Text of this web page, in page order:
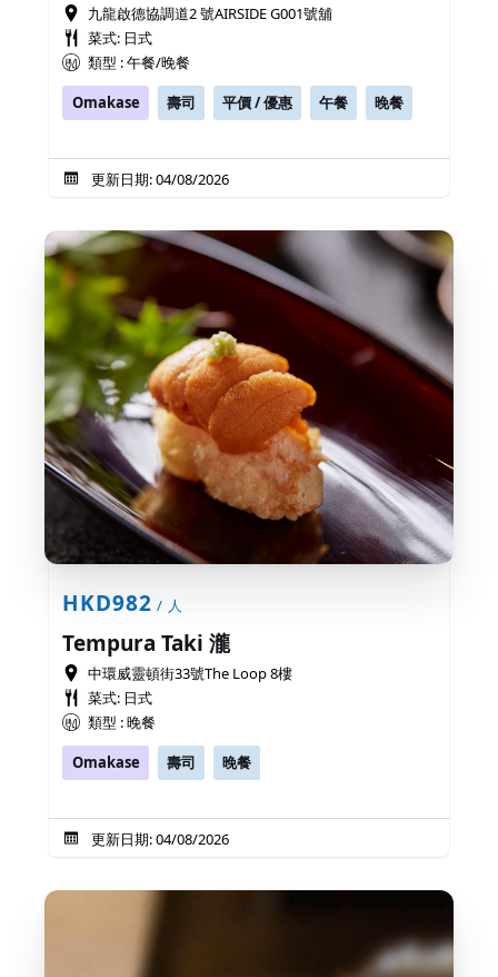
九龍啟德協調道2 號AIRSIDE G001號舖
菜式: 日式
類型 : 午餐/晚餐
Omakase
壽司 平價 / 優惠 午餐 晚餐
更新日期: 04/08/2026
HKD982 / 人
Tempura Taki 瀧
中環威靈頓街33號The Loop 8樓
菜式: 日式
類型 : 晚餐
Omakase
壽司 晚餐
更新日期: 04/08/2026